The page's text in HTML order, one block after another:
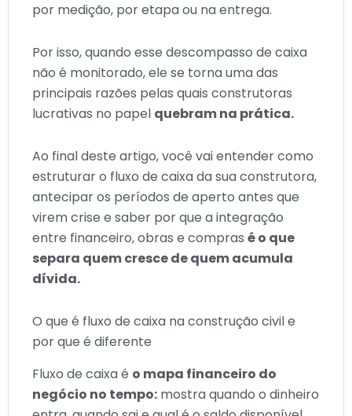
por medição, por etapa ou na entrega.
Por isso, quando esse descompasso de caixa
não é monitorado, ele se torna uma das
principais razões pelas quais construtoras
lucrativas no papel quebram na prática.
Ao final deste artigo, você vai entender como
estruturar o fluxo de caixa da sua construtora,
antecipar os períodos de aperto antes que
virem crise e saber por que a integração
entre financeiro, obras e compras é o que
separa quem cresce de quem acumula
dívida.
O que é fluxo de caixa na construção civil e
por que é diferente
Fluxo de caixa é o mapa financeiro do
negócio no tempo: mostra quando o dinheiro